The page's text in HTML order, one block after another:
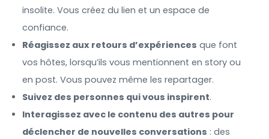
insolite. Vous créez du lien et un espace de
confiance.
Réagissez aux retours d’expériences que font
vos hôtes, lorsqu’ils vous mentionnent en story ou
en post. Vous pouvez même les repartager.
Suivez des personnes qui vous inspirent.
Interagissez avec le contenu des autres pour
déclencher de nouvelles conversations : des